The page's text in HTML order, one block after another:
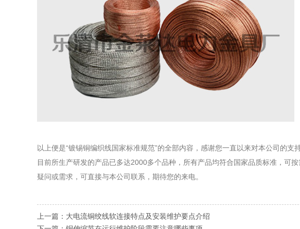
以上便是“镀锡铜编织线国家标准规范”的全部内容，感谢您一直以来对本公司的
目前所生产研发的产品已多达2000多个品种，所有产品均符合国家品质标准，可
疑问或需求，可直接与本公司联系，期待您的来电。
上一篇： 大电流铜绞线软连接特点及安装维护要点介绍